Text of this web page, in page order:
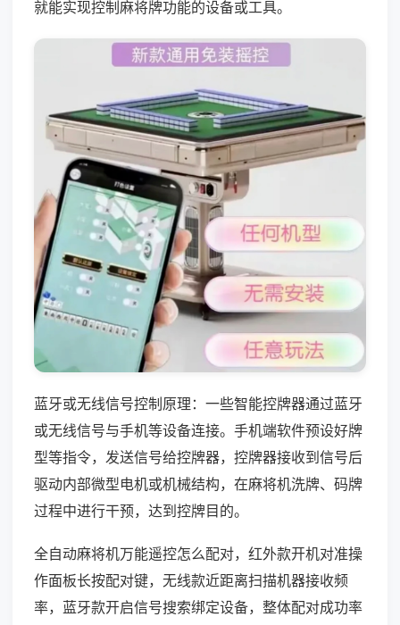
就能实现控制麻将牌功能的设备或工具。
蓝牙或无线信号控制原理：一些智能控牌器通过蓝牙
或无线信号与手机等设备连接。手机端软件预设好牌
型等指令，发送信号给控牌器，控牌器接收到信号后
驱动内部微型电机或机械结构，在麻将机洗牌、码牌
过程中进行干预，达到控牌目的。
全自动麻将机万能遥控怎么配对，红外款开机对准操
作面板长按配对键，无线款近距离扫描机器接收频
率，蓝牙款开启信号搜索绑定设备，整体配对成功率